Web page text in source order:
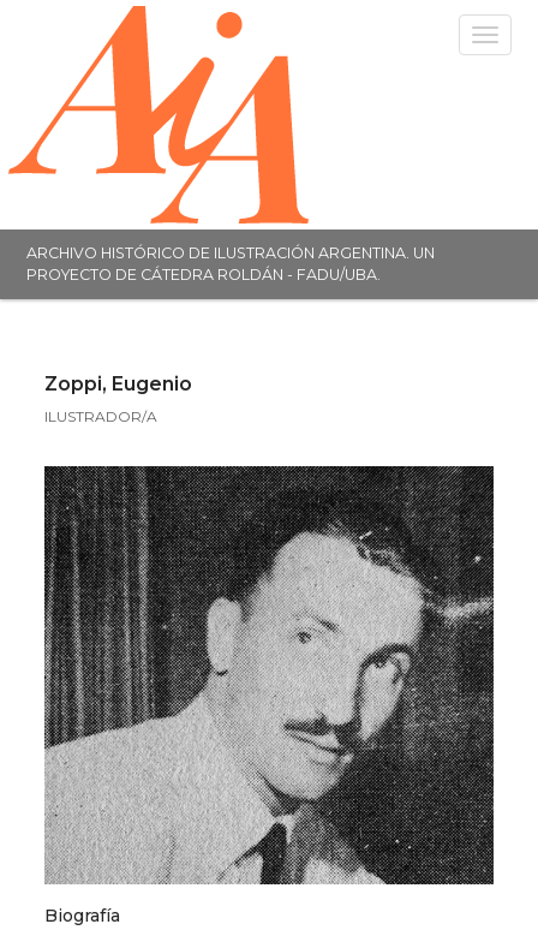
Toggle
ARCHIVO HISTÓRICO DE ILUSTRACIÓN ARGENTINA. UN
PROYECTO DE CÁTEDRA ROLDÁN - FADU/UBA.
Zoppi, Eugenio
ILUSTRADOR/A
Biografía